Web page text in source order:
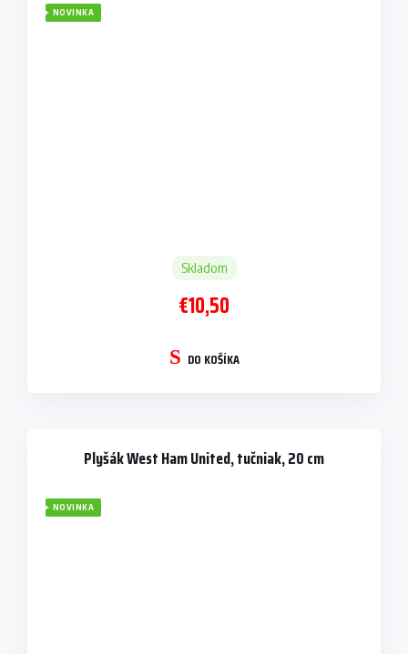
NOVINKA
Skladom
€10,50
DO KOŠÍKA
Plyšák West Ham United, tučniak, 20 cm
NOVINKA